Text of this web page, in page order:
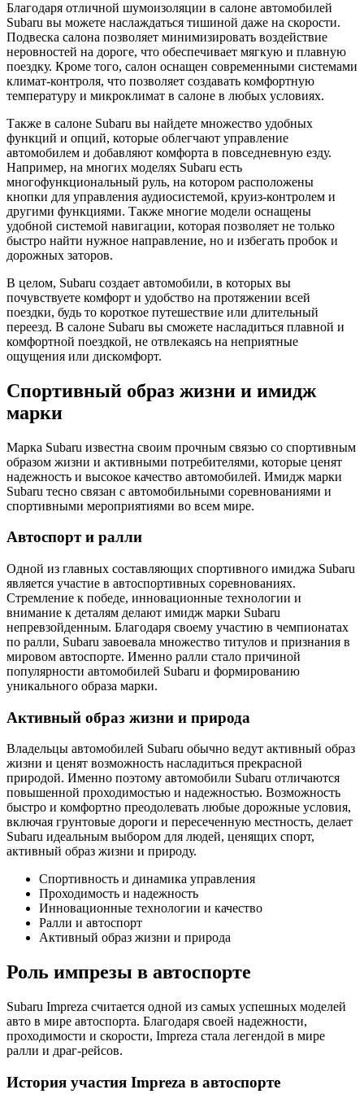
Благодаря отличной шумоизоляции в салоне автомобилей
Subaru вы можете наслаждаться тишиной даже на скорости.
Подвеска салона позволяет минимизировать воздействие
неровностей на дороге, что обеспечивает мягкую и плавную
поездку. Кроме того, салон оснащен современными системами
климат-контроля, что позволяет создавать комфортную
температуру и микроклимат в салоне в любых условиях.
Также в салоне Subaru вы найдете множество удобных
функций и опций, которые облегчают управление
автомобилем и добавляют комфорта в повседневную езду.
Например, на многих моделях Subaru есть
многофункциональный руль, на котором расположены
кнопки для управления аудиосистемой, круиз-контролем и
другими функциями. Также многие модели оснащены
удобной системой навигации, которая позволяет не только
быстро найти нужное направление, но и избегать пробок и
дорожных заторов.
В целом, Subaru создает автомобили, в которых вы
почувствуете комфорт и удобство на протяжении всей
поездки, будь то короткое путешествие или длительный
переезд. В салоне Subaru вы сможете насладиться плавной и
комфортной поездкой, не отвлекаясь на неприятные
ощущения или дискомфорт.
Спортивный образ жизни и имидж
марки
Марка Subaru известна своим прочным связью со спортивным
образом жизни и активными потребителями, которые ценят
надежность и высокое качество автомобилей. Имидж марки
Subaru тесно связан с автомобильными соревнованиями и
спортивными мероприятиями во всем мире.
Автоспорт и ралли
Одной из главных составляющих спортивного имиджа Subaru
является участие в автоспортивных соревнованиях.
Стремление к победе, инновационные технологии и
внимание к деталям делают имидж марки Subaru
непревзойденным. Благодаря своему участию в чемпионатах
по ралли, Subaru завоевала множество титулов и признания в
мировом автоспорте. Именно ралли стало причиной
популярности автомобилей Subaru и формированию
уникального образа марки.
Активный образ жизни и природа
Владельцы автомобилей Subaru обычно ведут активный образ
жизни и ценят возможность насладиться прекрасной
природой. Именно поэтому автомобили Subaru отличаются
повышенной проходимостью и надежностью. Возможность
быстро и комфортно преодолевать любые дорожные условия,
включая грунтовые дороги и пересеченную местность, делает
Subaru идеальным выбором для людей, ценящих спорт,
активный образ жизни и природу.
Спортивность и динамика управления
Проходимость и надежность
Инновационные технологии и качество
Ралли и автоспорт
Активный образ жизни и природа
Роль импрезы в автоспорте
Subaru Impreza считается одной из самых успешных моделей
авто в мире автоспорта. Благодаря своей надежности,
проходимости и скорости, Impreza стала легендой в мире
ралли и драг-рейсов.
История участия Impreza в автоспорте